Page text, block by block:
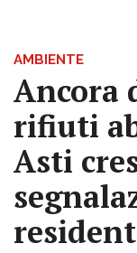
AMBIENTE
Ancora
rifiuti
Asti